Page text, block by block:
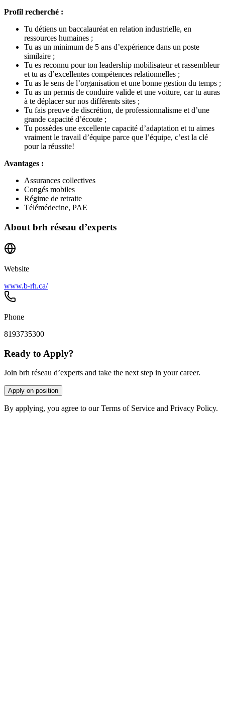
Profil recherché :
Tu détiens un baccalauréat en relation industrielle, en
ressources humaines ;
Tu as un minimum de 5 ans d’expérience dans un poste
similaire ;
Tu es reconnu pour ton leadership mobilisateur et rassembleur
et tu as d’excellentes compétences relationnelles ;
Tu as le sens de l’organisation et une bonne gestion du temps ;
Tu as un permis de conduire valide et une voiture, car tu auras
à te déplacer sur nos différents sites ;
Tu fais preuve de discrétion, de professionnalisme et d’une
grande capacité d’écoute ;
Tu possèdes une excellente capacité d’adaptation et tu aimes
vraiment le travail d’équipe parce que l’équipe, c’est la clé
pour la réussite!
Avantages :
Assurances collectives
Congés mobiles
Régime de retraite
Télémédecine, PAE
About brh réseau d’experts
Website
www.b-rh.ca/
Phone
8193735300
Ready to Apply?
Join brh réseau d’experts and take the next step in your career.
Apply on position
By applying, you agree to our Terms of Service and Privacy Policy.